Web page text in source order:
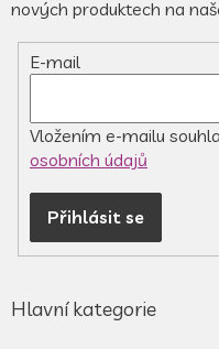
nových produktech na
E-mail
Vložením e-mailu
osobních údajů
Přihlásit se
Hlavní kategorie